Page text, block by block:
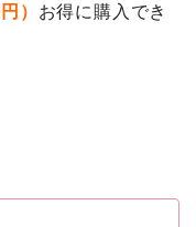
） お得に購入でき